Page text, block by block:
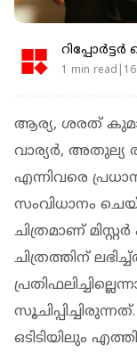
1 min read|16
ആര്യ, ശരത്
വാര്യർ,
എന്നിവരെ
സംവിധാനം
ചിത്രമാണ്
ചിത്രത്തിന്
ഒടിടിയിലും